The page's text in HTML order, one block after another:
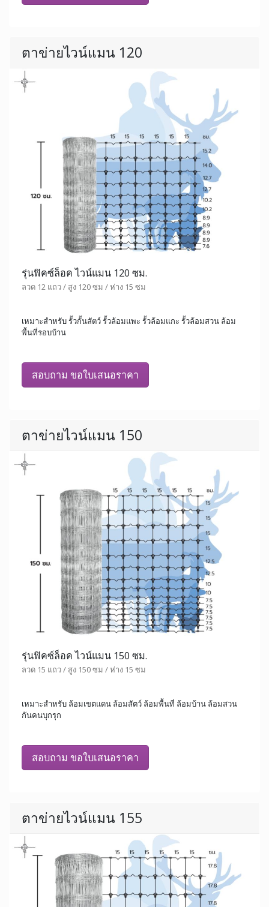
ตาข่ายไวน์แมน 120
รุ่นฟิคซ์ล็อค ไวน์แมน 120 ซม.
ลวด 12 แถว / สูง 120 ซม / ห่าง 15 ซม
เหมาะสำหรับ รั้วกั้นสัตว์ รั้วล้อมแพะ รั้วล้อมแกะ รั้วล้อมสวน ล้อม
พื้นที่รอบบ้าน
สอบถาม ขอใบเสนอราคา
ตาข่ายไวน์แมน 150
รุ่นฟิคซ์ล็อค ไวน์แมน 150 ซม.
ลวด 15 แถว / สูง 150 ซม / ห่าง 15 ซม
เหมาะสำหรับ ล้อมเขตแดน ล้อมสัตว์ ล้อมพื้นที่ ล้อมบ้าน ล้อมสวน
กันคนบุกรุก
สอบถาม ขอใบเสนอราคา
ตาข่ายไวน์แมน 155